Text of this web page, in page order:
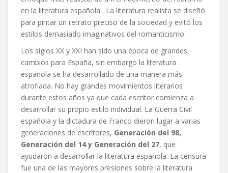
en la literatura española . La literatura realista se diseñó
para pintar un retrato preciso de la sociedad y evitó los
estilos demasiado imaginativos del romanticismo.
Los siglos XX y XXI han sido una época de grandes
cambios para España, sin embargo la literatura
española se ha desarrollado de una manera más
atrofiada. No hay grandes movimientos literarios
durante estos años ya que cada escritor comienza a
desarrollar su propio estilo individual. La Guerra Civil
española y la dictadura de Franco dieron lugar a varias
generaciones de escritores, Generación del 98,
Generación del 14 y Generación del 27, que
ayudaron a desarrollar la literatura española. La censura
fue una de las mayores presiones sobre la literatura